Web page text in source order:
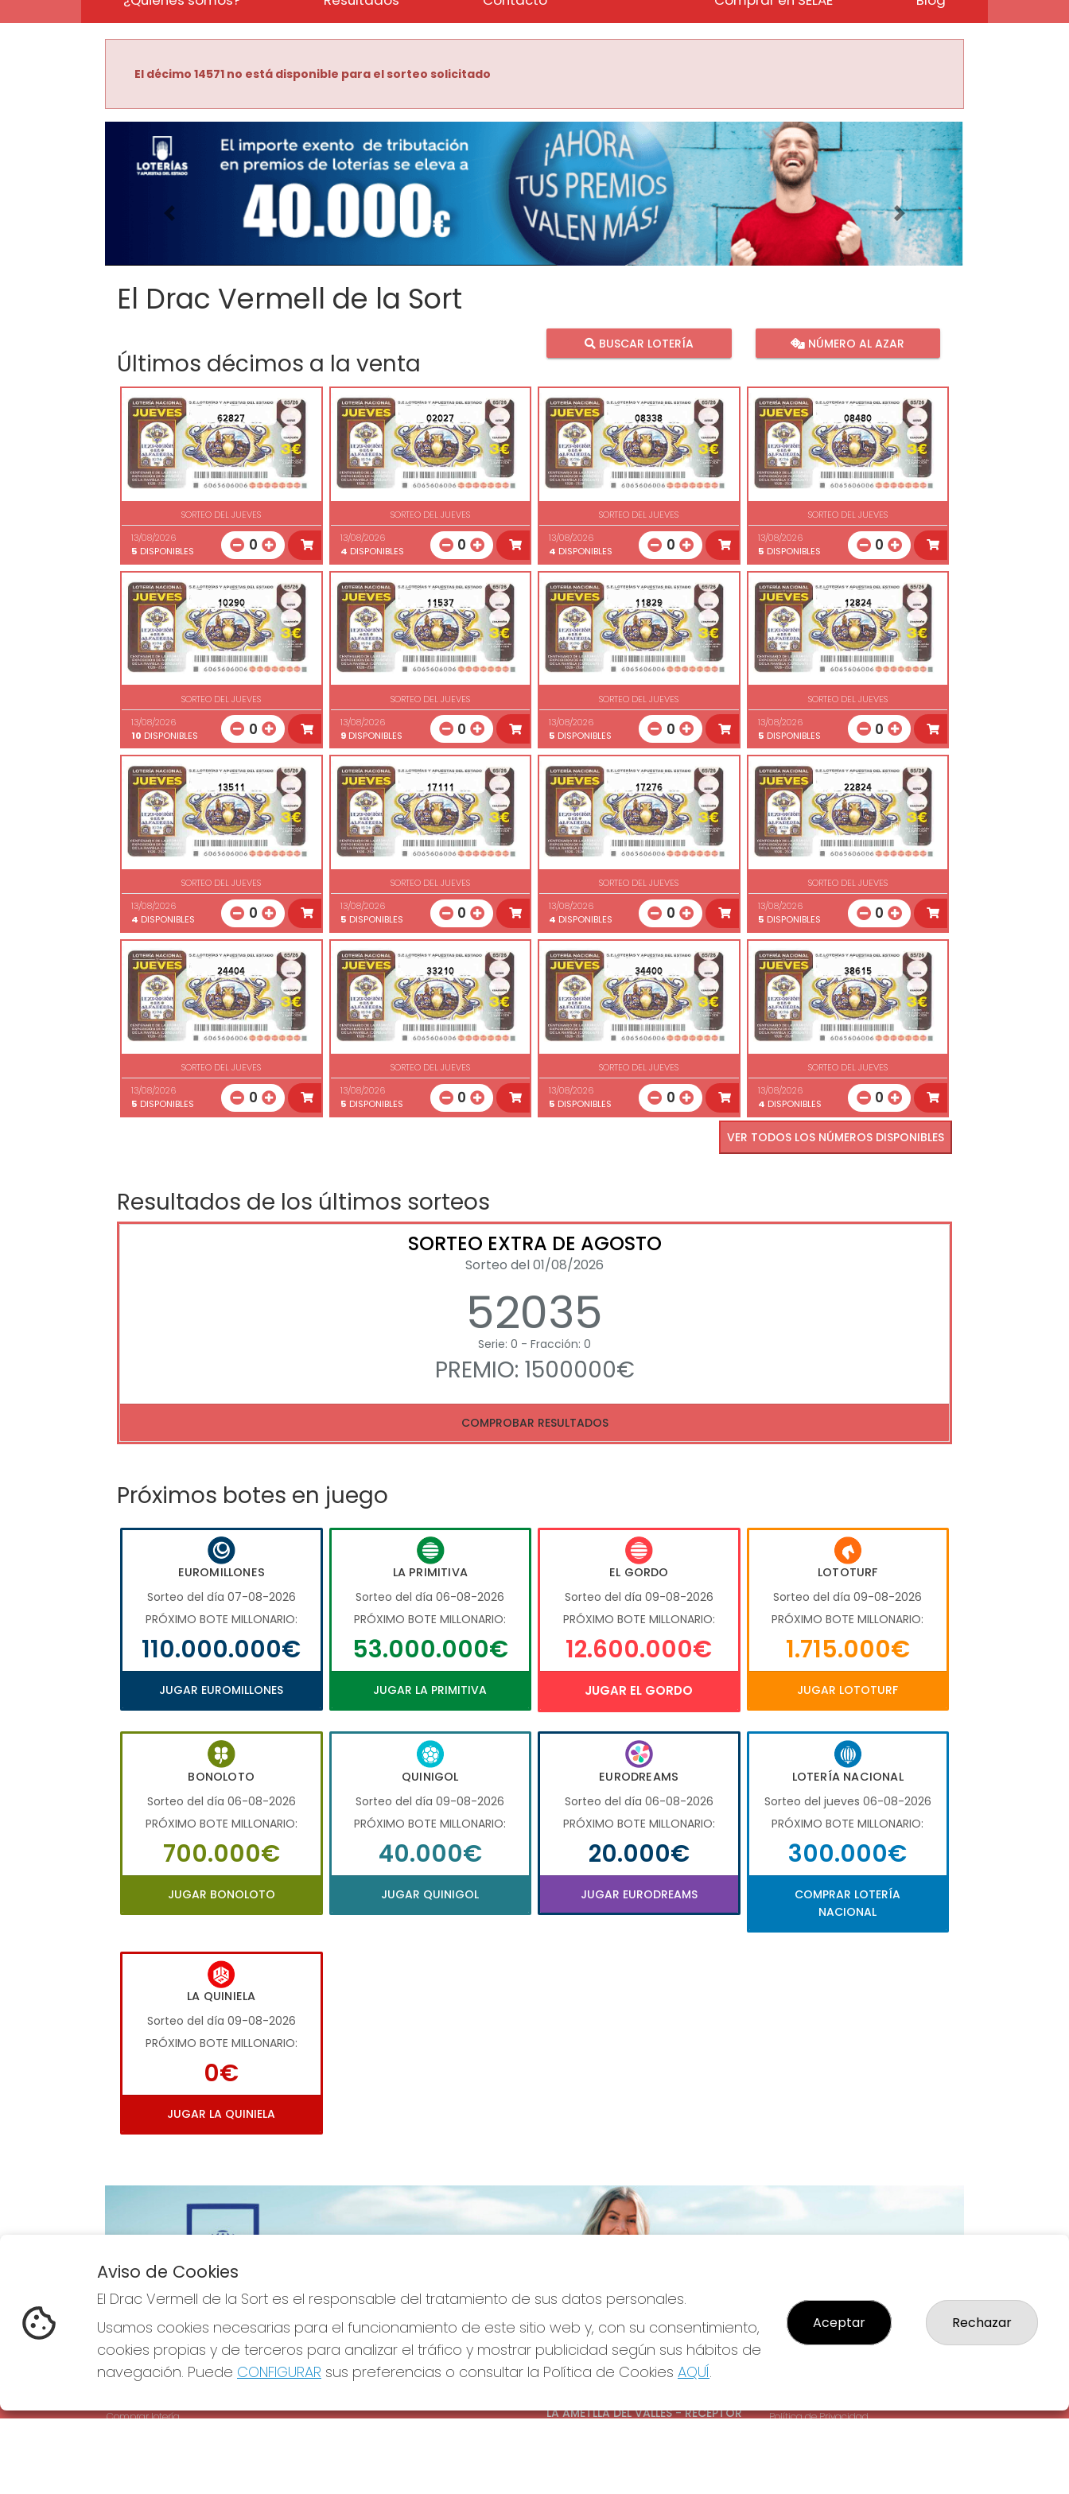
El décimo 14571 no está disponible para el sorteo solicitado
Imagen anterior Imagen siguiente
El Drac Vermell de la Sort
Últimos décimos a la venta
BUSCAR LOTERÍA NÚMERO AL AZAR
62827
SORTEO DEL JUEVES
13/08/2026
5 DISPONIBLES 0
02027
SORTEO DEL JUEVES
13/08/2026
4 DISPONIBLES 0
08338
SORTEO DEL JUEVES
13/08/2026
4 DISPONIBLES 0
08480
SORTEO DEL JUEVES
13/08/2026
5 DISPONIBLES 0
10290
SORTEO DEL JUEVES
13/08/2026
10 DISPONIBLES 0
11537
SORTEO DEL JUEVES
13/08/2026
9DISPONIBLES 0
11829
SORTEO DEL JUEVES
13/08/2026
5 DISPONIBLES 0
12824
SORTEO DEL JUEVES
13/08/2026
5 DISPONIBLES 0
13511
SORTEO DEL JUEVES
13/08/2026
4 DISPONIBLES 0
17111
SORTEO DEL JUEVES
13/08/2026
5 DISPONIBLES 0
17276
SORTEO DEL JUEVES
13/08/2026
4 DISPONIBLES 0
22824
SORTEO DEL JUEVES
13/08/2026
5 DISPONIBLES 0
24404
SORTEO DEL JUEVES
13/08/2026
5 DISPONIBLES 0
33210
SORTEO DEL JUEVES
13/08/2026
5 DISPONIBLES 0
34400
SORTEO DEL JUEVES
13/08/2026
5 DISPONIBLES 0
38615
SORTEO DEL JUEVES
13/08/2026
4 DISPONIBLES 0
VER TODOS LOS NÚMEROS DISPONIBLES
Resultados de los últimos sorteos
SORTEO EXTRA DE AGOSTO
Sorteo del 01/08/2026
52035
Serie: 0 - Fracción: 0
PREMIO: 1500000€
COMPROBAR RESULTADOS
Próximos botes en juego
EUROMILLONES
Sorteo del día 07-08-2026
PRÓXIMO BOTE MILLONARIO:
110.000.000€
JUGAR EUROMILLONES
LA PRIMITIVA
Sorteo del día 06-08-2026
PRÓXIMO BOTE MILLONARIO:
53.000.000€
JUGAR LA PRIMITIVA
EL GORDO
Sorteo del día 09-08-2026
PRÓXIMO BOTE MILLONARIO:
12.600.000€
JUGAR EL GORDO
LOTOTURF
Sorteo del día 09-08-2026
PRÓXIMO BOTE MILLONARIO:
1.715.000€
JUGAR LOTOTURF
BONOLOTO
Sorteo del día 06-08-2026
PRÓXIMO BOTE MILLONARIO:
700.000€
JUGAR BONOLOTO
QUINIGOL
Sorteo del día 09-08-2026
PRÓXIMO BOTE MILLONARIO:
40.000€
JUGAR QUINIGOL
EURODREAMS
Sorteo del día 06-08-2026
PRÓXIMO BOTE MILLONARIO:
20.000€
JUGAR EURODREAMS
LOTERÍA NACIONAL
Sorteo del jueves 06-08-2026
PRÓXIMO BOTE MILLONARIO:
300.000€
COMPRAR LOTERÍA
NACIONAL
LA QUINIELA
Sorteo del día 09-08-2026
PRÓXIMO BOTE MILLONARIO:
0€
JUGAR LA QUINIELA
EL DRAC VERMELL DE LA SORT
Comprar lotería
REDES SOCIALES CONTACTO
LA AMETLLA DEL VALLES - RECEPTOR
Política de Privacidad
Aviso de Cookies
El Drac Vermell de la Sort es el responsable del tratamiento de sus datos personales.
Usamos cookies necesarias para el funcionamiento de este sitio web y, con su consentimiento,
cookies propias y de terceros para analizar el tráfico y mostrar publicidad según sus hábitos de
navegación. Puede CONFIGURAR sus preferencias o consultar la Política de Cookies AQUÍ.
Aceptar Rechazar